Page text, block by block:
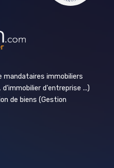
mandataires immobiliers
d'entreprise ...)
de biens (Gestion